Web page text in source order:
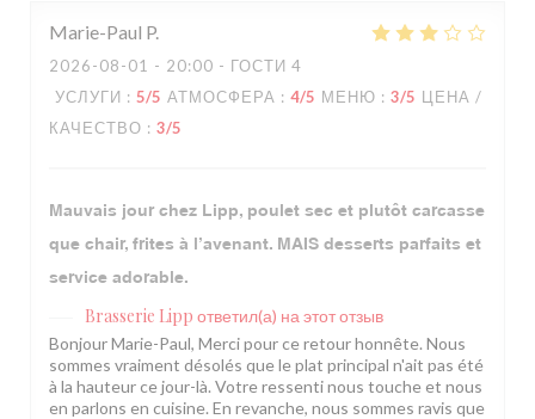
Marie-Paul P
2026-08-01 - 20:00 - ГОСТИ 4
УСЛУГИ : 5/5 АТМОСФЕРА : 4/5 МЕНЮ : 3/5 ЦЕНА /
КАЧЕСТВО : 3/5
Mauvais jour chez Lipp, poulet sec et plutôt carcasse
que chair, frites à l’avenant. MAIS desserts parfaits et
service adorable.
Brasserie Lipp ответил(а) на этот отзыв
Bonjour Marie-Paul, Merci pour ce retour honnête. Nous
sommes vraiment désolés que le plat principal n'ait pas été
à la hauteur ce jour-là. Votre ressenti nous touche et nous
en parlons en cuisine. En revanche, nous sommes ravis que